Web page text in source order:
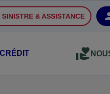
SINISTRE & ASSISTANCE